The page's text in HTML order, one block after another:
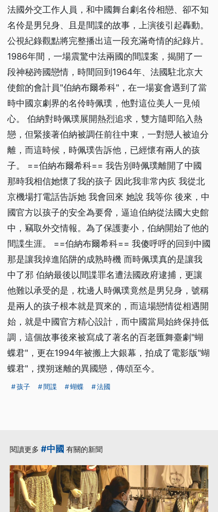
法國外交工作人員，和中國舞台劇名伶相戀、卻不知
名伶是男兒身、且是間諜的故事，上演後引起轟動。
公視紀錄觀點將完整播出這一段充滿奇情的紀錄片。
1986年間，一場震驚中法兩國的間諜案，揭開了一
段神秘跨國戀情，時間回到1964年、法國駐北京大
使館的會計員"伯納布爾希科"，在一場宴會遇到了當
時中國京劇界的名伶時佩璞，他對這位美人一見傾
心。 伯納對時佩璞展開熱烈追求，雙方隨即陷入熱
戀，但緊接著伯納被調任前往中東，一對戀人被迫分
離，而這時候，時佩璞告訴他，已經懷有兩人的孩
子。 ==伯納布爾希科== 我告別時佩璞離開了中國
那時我相信她懷了我的孩子 因此我非常內疚 我從北
京機場打電話告訴她 我會回來 她說 我等你 後來，中
國官方以孩子的安全為要脅，逼迫伯納從法國大史館
中，竊取外交情報。為了保護妻小，伯納開始了他的
間諜生涯。 ==伯納布爾希科== 我傻呼呼的回到中國
那是讓我掉進陷阱的成熟時機 而時佩璞真的是讓我
中了邪 伯納最後以間諜罪名遭法國政府逮捕，更讓
他難以承受的是，枕邊人時佩璞竟然是男兒身，號稱
是兩人的孩子根本就是買來的，而這場戀情從相遇開
始，就是中國官方精心設計，而中國當局始終保持低
調，這個故事後來被寫成了著名的百老匯舞臺劇"蝴
蝶君"，更在1994年被搬上大銀幕，拍成了電影版"蝴
蝶君"，撲朔迷離的異國戀，傳頌至今。
孩子 間諜 蝴蝶 法國
閱讀更多 #中國 有關的新聞